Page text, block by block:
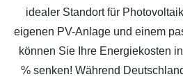
idealer Standort für
eigenen PV-Anlage und einem
können Sie Ihre Energiekosten
% senken! Während